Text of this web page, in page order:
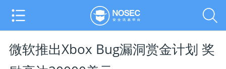
微软推出Xbox Bug漏洞赏金计划 奖